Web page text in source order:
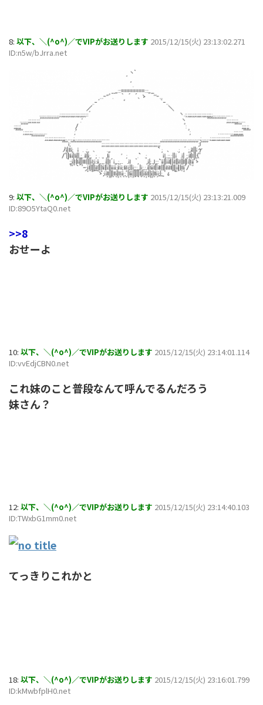
8: 以下、＼(^o^)／でVIPがお送りします 2015/12/15(火) 23:13:02.271
ID:n5w/bJrra.net
9: 以下、＼(^o^)／でVIPがお送りします 2015/12/15(火) 23:13:21.009
ID:89O5YtaQ0.net
>>8
おせーよ
10: 以下、＼(^o^)／でVIPがお送りします 2015/12/15(火) 23:14:01.114
ID:vvEdjCBN0.net
これ妹のこと普段なんて呼んでるんだろう
妹さん？
12: 以下、＼(^o^)／でVIPがお送りします 2015/12/15(火) 23:14:40.103
ID:TWxbG1mm0.net
てっきりこれかと
18: 以下、＼(^o^)／でVIPがお送りします 2015/12/15(火) 23:16:01.799
ID:kMwbfplH0.net